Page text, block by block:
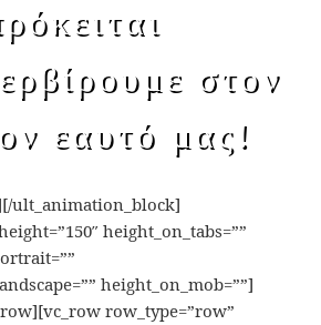
στον
εαυτό μας!
ult_animation_block]
height_on_tabs=””
height_on_mob=””]
row_type=”row”